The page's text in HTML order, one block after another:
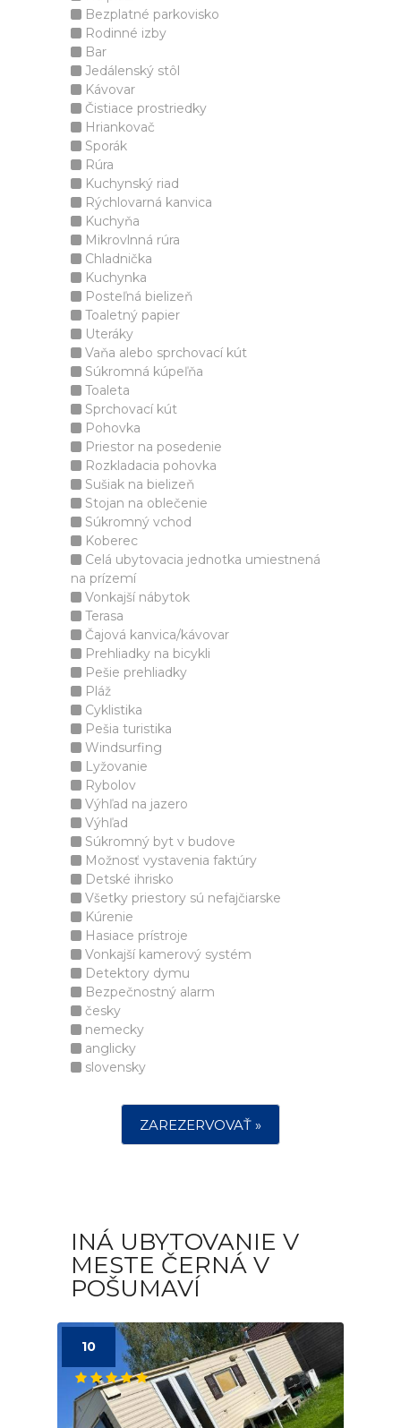
Bezplatné parkovisko
Rodinné izby
Bar
Jedálenský stôl
Kávovar
Čistiace prostriedky
Hriankovač
Sporák
Rúra
Kuchynský riad
Rýchlovarná kanvica
Kuchyňa
Mikrovlnná rúra
Chladnička
Kuchynka
Posteľná bielizeň
Toaletný papier
Uteráky
Vaňa alebo sprchovací kút
Súkromná kúpeľňa
Toaleta
Sprchovací kút
Pohovka
Priestor na posedenie
Rozkladacia pohovka
Sušiak na bielizeň
Stojan na oblečenie
Súkromný vchod
Koberec
Celá ubytovacia jednotka umiestnená
na prízemí
Vonkajší nábytok
Terasa
Čajová kanvica/kávovar
Prehliadky na bicykli
Pešie prehliadky
Pláž
Cyklistika
Pešia turistika
Windsurfing
Lyžovanie
Rybolov
Výhľad na jazero
Výhľad
Súkromný byt v budove
Možnosť vystavenia faktúry
Detské ihrisko
Všetky priestory sú nefajčiarske
Kúrenie
Hasiace prístroje
Vonkajší kamerový systém
Detektory dymu
Bezpečnostný alarm
česky
nemecky
anglicky
slovensky
ZAREZERVOVAŤ »
INÁ UBYTOVANIE V
MESTE ČERNÁ V
POŠUMAVÍ
10